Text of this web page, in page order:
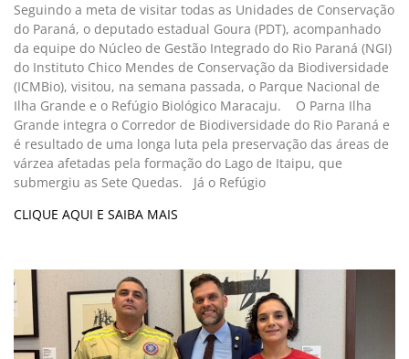
Seguindo a meta de visitar todas as Unidades de Conservação
do Paraná, o deputado estadual Goura (PDT), acompanhado
da equipe do Núcleo de Gestão Integrado do Rio Paraná (NGI)
do Instituto Chico Mendes de Conservação da Biodiversidade
(ICMBio), visitou, na semana passada, o Parque Nacional de
Ilha Grande e o Refúgio Biológico Maracaju. O Parna Ilha
Grande integra o Corredor de Biodiversidade do Rio Paraná e
é resultado de uma longa luta pela preservação das áreas de
várzea afetadas pela formação do Lago de Itaipu, que
submergiu as Sete Quedas. Já o Refúgio
CLIQUE AQUI E SAIBA MAIS